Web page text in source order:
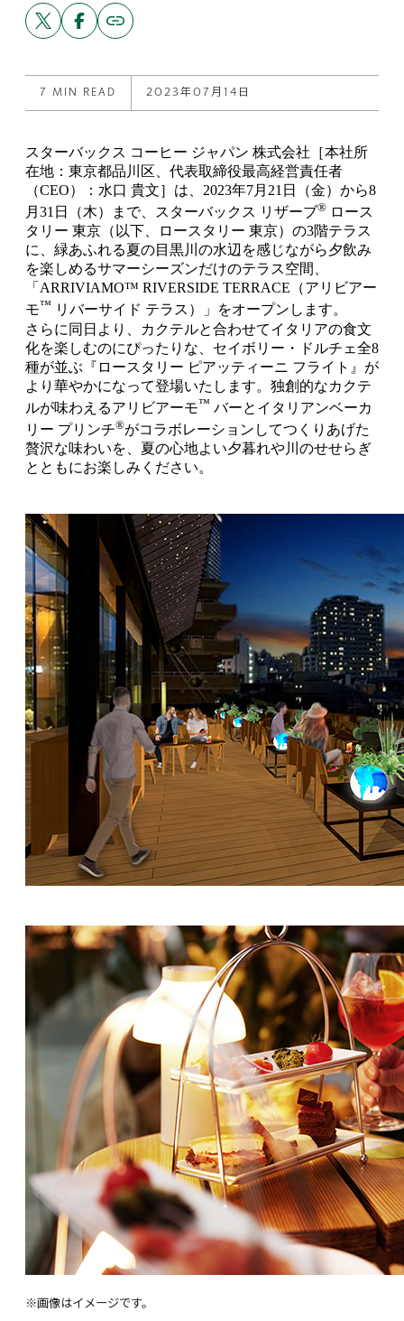
Share
this
post
X
Share
this
post
Facebook
Copy
link
to
7 MIN READ 2023年07月14日
スターバックス コーヒー ジャパン 株式会社［本社所
在地：東京都品川区、代表取締役最高経営責任者
（CEO）：水口 貴文］は、2023年7月21日（金）から8
月31日（木）まで、スターバックス リザーブ® ロース
タリー 東京（以下、ロースタリー 東京）の3階テラス
に、緑あふれる夏の目黒川の水辺を感じながら夕飲み
を楽しめるサマーシーズンだけのテラス空間、
「ARRIVIAMO™ RIVERSIDE TERRACE（アリビアー
モ™ リバーサイド テラス）」をオープンします。
さらに同日より、カクテルと合わせてイタリアの食文
化を楽しむのにぴったりな、セイボリー・ドルチェ全8
種が並ぶ『ロースタリー ピアッティーニ フライト』が
より華やかになって登場いたします。独創的なカクテ
ルが味わえるアリビアーモ™ バーとイタリアンベーカ
リー プリンチ®がコラボレーションしてつくりあげた
贅沢な味わいを、夏の心地よい夕暮れや川のせせらぎ
とともにお楽しみください。
※画像はイメージです。